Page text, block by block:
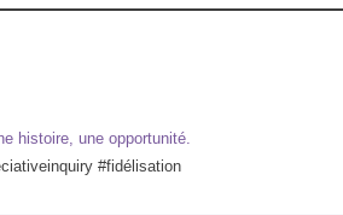
histoire, une opportunité.
#fidélisation